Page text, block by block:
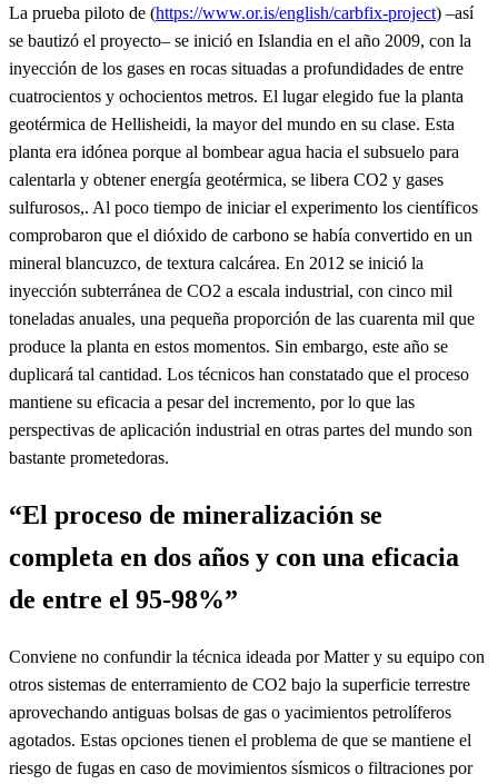
La prueba piloto de (https://www.or.is/english/carbfix-project) –así
se bautizó el proyecto– se inició en Islandia en el año 2009, con la
inyección de los gases en rocas situadas a profundidades de entre
cuatrocientos y ochocientos metros. El lugar elegido fue la planta
geotérmica de Hellisheidi, la mayor del mundo en su clase. Esta
planta era idónea porque al bombear agua hacia el subsuelo para
calentarla y obtener energía geotérmica, se libera CO2 y gases
sulfurosos,. Al poco tiempo de iniciar el experimento los científicos
comprobaron que el dióxido de carbono se había convertido en un
mineral blancuzco, de textura calcárea. En 2012 se inició la
inyección subterránea de CO2 a escala industrial, con cinco mil
toneladas anuales, una pequeña proporción de las cuarenta mil que
produce la planta en estos momentos. Sin embargo, este año se
duplicará tal cantidad. Los técnicos han constatado que el proceso
mantiene su eficacia a pesar del incremento, por lo que las
perspectivas de aplicación industrial en otras partes del mundo son
bastante prometedoras.
“El proceso de mineralización se
completa en dos años y con una eficacia
de entre el 95-98%”
Conviene no confundir la técnica ideada por Matter y su equipo con
otros sistemas de enterramiento de CO2 bajo la superficie terrestre
aprovechando antiguas bolsas de gas o yacimientos petrolíferos
agotados. Estas opciones tienen el problema de que se mantiene el
riesgo de fugas en caso de movimientos sísmicos o filtraciones por